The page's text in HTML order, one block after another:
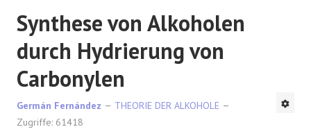
Synthese von Alkoholen
durch Hydrierung von
Carbonylen
Germán Fernández
THEORIE DER ALKOHOLE
Zugriffe: 61418